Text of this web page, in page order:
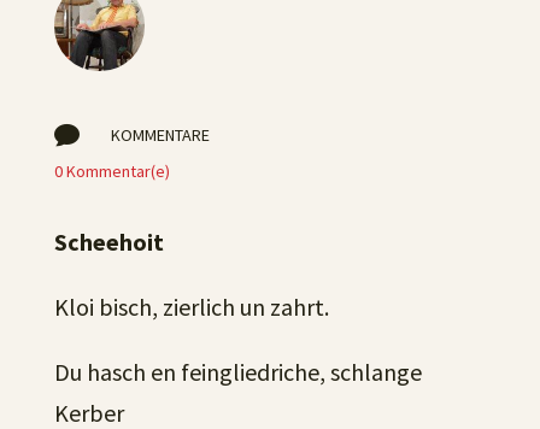

KOMMENTARE
0 Kommentar(e)
Scheehoit
Kloi bisch, zierlich un zahrt.
Du hasch en feingliedriche, schlange
Kerber